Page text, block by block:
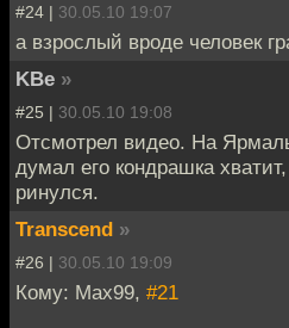
#24 | 30.05.10 19:07
а взрослый вроде человек
KBe »
#25 | 30.05.10 19:08
Отсмотрел видео. На
думал его кондрашка
ринулся.
Transcend »
#26 | 30.05.10 19:09
Кому: Max99, #21